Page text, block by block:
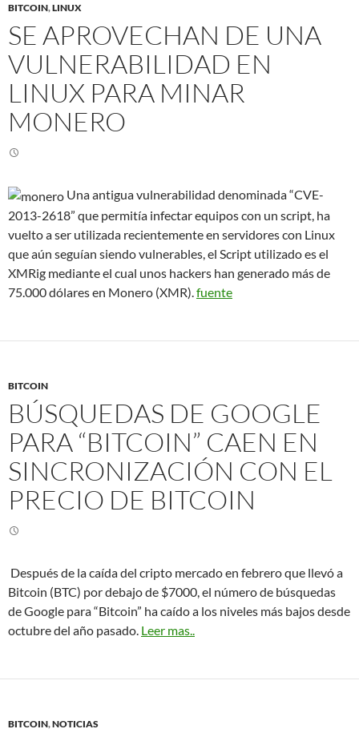
BITCOIN,LINUX
SE APROVECHAN DE UNA
VULNERABILIDAD EN
LINUX PARA MINAR
MONERO
Una antigua vulnerabilidad denominada “CVE-
2013-2618” que permitía infectar equipos con un script, ha
vuelto a ser utilizada recientemente en servidores con Linux
que aún seguían siendo vulnerables, el Script utilizado es el
XMRig mediante el cual unos hackers han generado más de
75.000 dólares en Monero (XMR). fuente
BITCOIN
BÚSQUEDAS DE GOOGLE
PARA “BITCOIN” CAEN EN
SINCRONIZACIÓN CON EL
PRECIO DE BITCOIN
Después de la caída del cripto mercado en febrero que llevó a
Bitcoin (BTC) por debajo de $7000, el número de búsquedas
de Google para “Bitcoin” ha caído a los niveles más bajos desde
octubre del año pasado. Leer mas..
BITCOIN,NOTICIAS